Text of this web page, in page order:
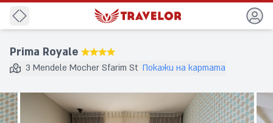
обратно
Prima Royale ★★★★
3 Mendele Mocher Sfarim St Покажи на картата